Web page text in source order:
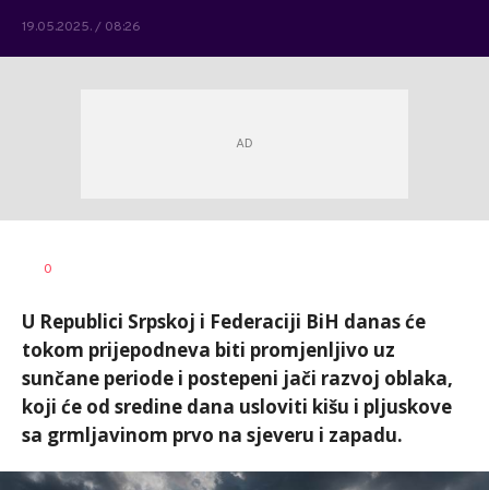
19.05.2025. / 08:26
AUTOR
0
U Republici Srpskoj i Federaciji BiH danas će
tokom prijepodneva biti promjenljivo uz
sunčane periode i postepeni jači razvoj oblaka,
koji će od sredine dana usloviti kišu i pljuskove
sa grmljavinom prvo na sjeveru i zapadu.